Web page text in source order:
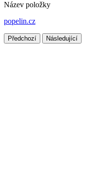
Název položky
popelin.cz
Předchozí Následující